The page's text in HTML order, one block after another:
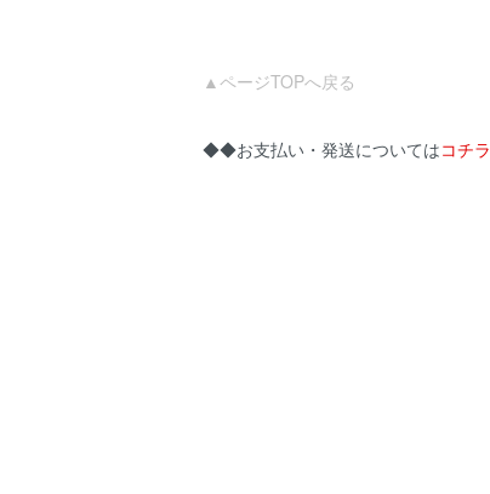
▲ページTOPへ戻る
◆◆お支払い・発送についてはコチラ